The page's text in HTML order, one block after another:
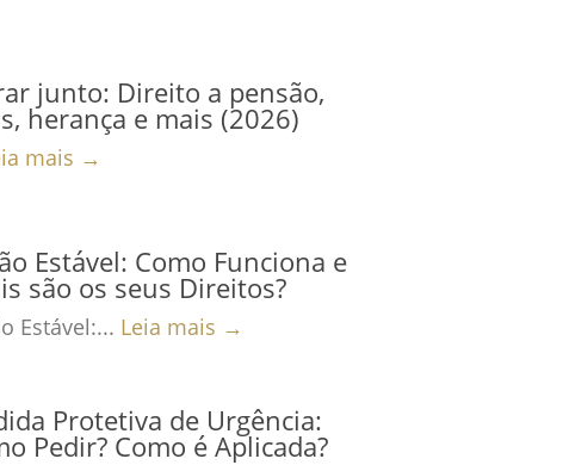
junto: Direito a pensão,
herança e mais (2026)
mais →
Estável: Como Funciona e
são os seus Direitos?
Estável:... Leia mais →
Protetiva de Urgência:
Pedir? Como é Aplicada?